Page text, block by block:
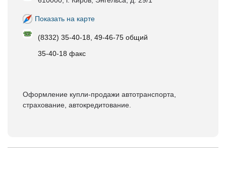
Показать на карте
(8332) 35-40-18, 49-46-75 общий
35-40-18 факс
Оформление купли-продажи автотранспорта,
страхование, автокредитование.